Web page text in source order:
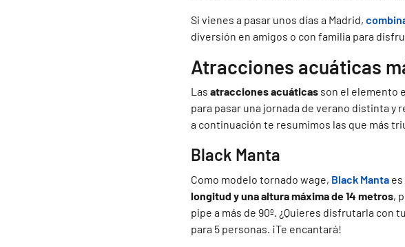
Si vienes a pasar unos días a Madrid,
diversión en amigos o con familia para
Atracciones acuáticas
Las atracciones acuáticas son el elemento
para pasar una jornada de verano distinta
a continuación te resumimos las que más
Black Manta
Como modelo tornado wage, Black Manta
longitud y una altura máxima de 14 metros,
pipe a más de 90º. ¿Quieres disfrutarla con
para 5 personas. ¡Te encantará!